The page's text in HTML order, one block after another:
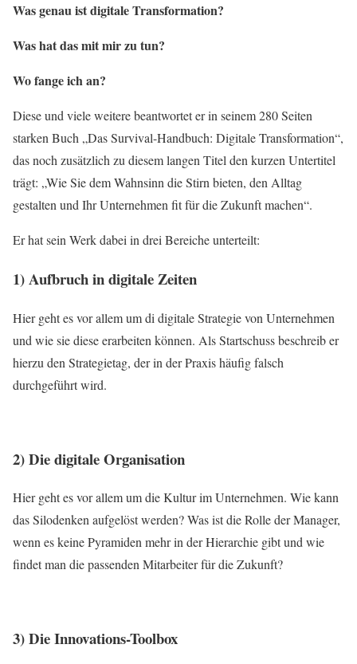
Was genau ist digitale Transformation?
Was hat das mit mir zu tun?
Wo fange ich an?
Diese und viele weitere beantwortet er in seinem 280 Seiten
starken Buch „Das Survival-Handbuch: Digitale Transformation“,
das noch zusätzlich zu diesem langen Titel den kurzen Untertitel
trägt: „Wie Sie dem Wahnsinn die Stirn bieten, den Alltag
gestalten und Ihr Unternehmen fit für die Zukunft machen“.
Er hat sein Werk dabei in drei Bereiche unterteilt:
1) Aufbruch in digitale Zeiten
Hier geht es vor allem um di digitale Strategie von Unternehmen
und wie sie diese erarbeiten können. Als Startschuss beschreib er
hierzu den Strategietag, der in der Praxis häufig falsch
durchgeführt wird.
2) Die digitale Organisation
Hier geht es vor allem um die Kultur im Unternehmen. Wie kann
das Silodenken aufgelöst werden? Was ist die Rolle der Manager,
wenn es keine Pyramiden mehr in der Hierarchie gibt und wie
findet man die passenden Mitarbeiter für die Zukunft?
3) Die Innovations-Toolbox